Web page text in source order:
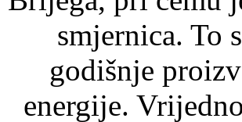
smjernica. To
godišnje
energije.